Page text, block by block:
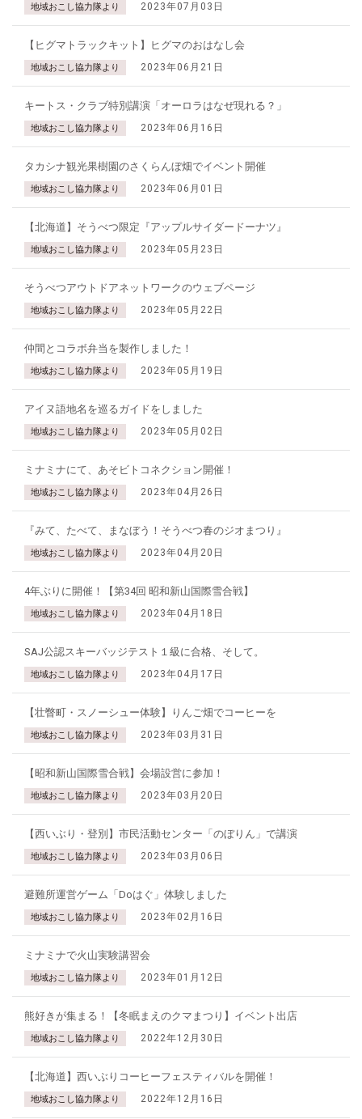
地域おこし協力隊より 2023年07月03日
【ヒグマトラックキット】ヒグマのおはなし会
地域おこし協力隊より 2023年06月21日
キートス・クラブ特別講演「オーロラはなぜ現れる？」
地域おこし協力隊より 2023年06月16日
タカシナ観光果樹園のさくらんぼ畑でイベント開催
地域おこし協力隊より 2023年06月01日
【北海道】そうべつ限定『アップルサイダードーナツ』
地域おこし協力隊より 2023年05月23日
そうべつアウトドアネットワークのウェブページ
地域おこし協力隊より 2023年05月22日
仲間とコラボ弁当を製作しました！
地域おこし協力隊より 2023年05月19日
アイヌ語地名を巡るガイドをしました
地域おこし協力隊より 2023年05月02日
ミナミナにて、あそビトコネクション開催！
地域おこし協力隊より 2023年04月26日
『みて、たべて、まなぼう！そうべつ春のジオまつり』
地域おこし協力隊より 2023年04月20日
4年ぶりに開催！【第34回 昭和新山国際雪合戦】
地域おこし協力隊より 2023年04月18日
SAJ公認スキーバッジテスト１級に合格、そして。
地域おこし協力隊より 2023年04月17日
【壮瞥町・スノーシュー体験】りんご畑でコーヒーを
地域おこし協力隊より 2023年03月31日
【昭和新山国際雪合戦】会場設営に参加！
地域おこし協力隊より 2023年03月20日
【西いぶり・登別】市民活動センター「のぼりん」で講演
地域おこし協力隊より 2023年03月06日
避難所運営ゲーム「Doはぐ」体験しました
地域おこし協力隊より 2023年02月16日
ミナミナで火山実験講習会
地域おこし協力隊より 2023年01月12日
熊好きが集まる！【冬眠まえのクマまつり】イベント出店
地域おこし協力隊より 2022年12月30日
【北海道】西いぶりコーヒーフェスティバルを開催！
地域おこし協力隊より 2022年12月16日